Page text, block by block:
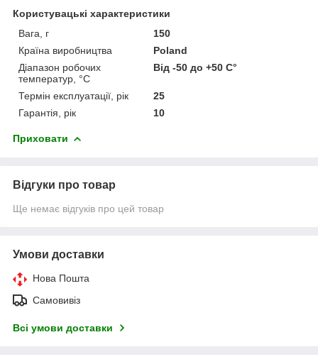
Користувацькі характеристики
Вага, г
150
Країна виробництва
Poland
Діапазон робочих
температур, °С
Від -50 до +50 С°
Термін експлуатації, рік
25
Гарантія, рік
10
Приховати
Відгуки про товар
Ще немає відгуків про цей товар
Умови доставки
Нова Пошта
Самовивіз
Всі умови доставки